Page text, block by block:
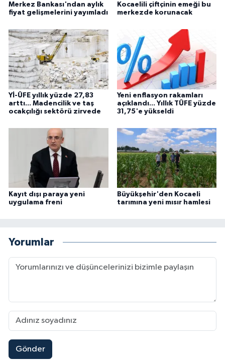
Merkez Bankası'ndan aylık
fiyat gelişmelerini yayımladı
Kocaelili çiftçinin emeği bu
merkezde korunacak
Yİ-ÜFE yıllık yüzde 27,83
arttı... Madencilik ve taş
ocakçılığı sektörü zirvede
Yeni enflasyon rakamları
açıklandı... Yıllık TÜFE yüzde
31,75'e yükseldi
Kayıt dışı paraya yeni
uygulama freni
Büyükşehir'den Kocaeli
tarımına yeni mısır hamlesi
Yorumlar
Gönder